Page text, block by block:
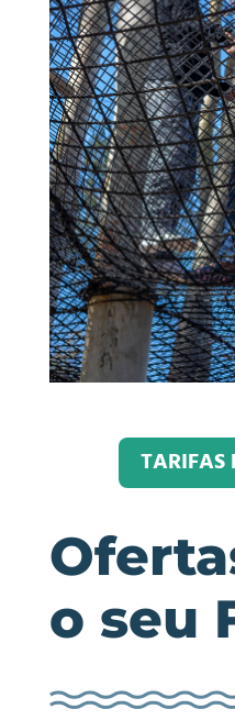
TARIFAS
o seu